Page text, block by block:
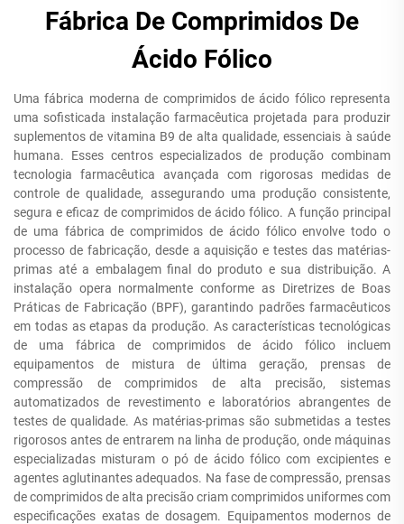
Fábrica De Comprimidos De
Ácido Fólico
Uma fábrica moderna de comprimidos de ácido fólico representa
uma sofisticada instalação farmacêutica projetada para produzir
suplementos de vitamina B9 de alta qualidade, essenciais à saúde
humana. Esses centros especializados de produção combinam
tecnologia farmacêutica avançada com rigorosas medidas de
controle de qualidade, assegurando uma produção consistente,
segura e eficaz de comprimidos de ácido fólico. A função principal
de uma fábrica de comprimidos de ácido fólico envolve todo o
processo de fabricação, desde a aquisição e testes das matérias-
primas até a embalagem final do produto e sua distribuição. A
instalação opera normalmente conforme as Diretrizes de Boas
Práticas de Fabricação (BPF), garantindo padrões farmacêuticos
em todas as etapas da produção. As características tecnológicas
de uma fábrica de comprimidos de ácido fólico incluem
equipamentos de mistura de última geração, prensas de
compressão de comprimidos de alta precisão, sistemas
automatizados de revestimento e laboratórios abrangentes de
testes de qualidade. As matérias-primas são submetidas a testes
rigorosos antes de entrarem na linha de produção, onde máquinas
especializadas misturam o pó de ácido fólico com excipientes e
agentes aglutinantes adequados. Na fase de compressão, prensas
de comprimidos de alta precisão criam comprimidos uniformes com
especificações exatas de dosagem. Equipamentos modernos de